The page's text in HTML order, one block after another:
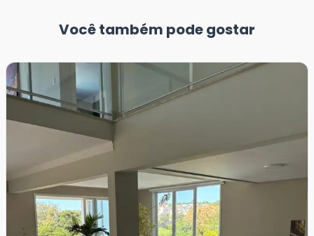
Você também pode gostar